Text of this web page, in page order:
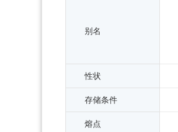
别名
性状
存储条件
熔点